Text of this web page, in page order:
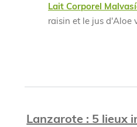
Lait Corporel
raisin et le jus d'Aloe
Lanzarote : 5 lieux